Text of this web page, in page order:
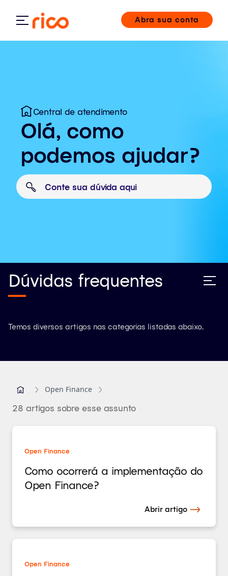
Abra sua conta
Central de atendimento
Olá, como
podemos ajudar?
Dúvidas frequentes
Temos diversos artigos nas categorias listadas abaixo.
Open Finance
28 artigos sobre esse assunto
Open Finance
Como ocorrerá a implementação do
Open Finance?
Abrir artigo
Open Finance